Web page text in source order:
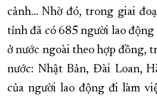
cảnh… Nhờ đó, trong giai
tỉnh đã có 685 người lao
ở nước ngoài theo hợp đồng,
nước: Nhật Bản, Đài Loan,
của người lao động đi làm